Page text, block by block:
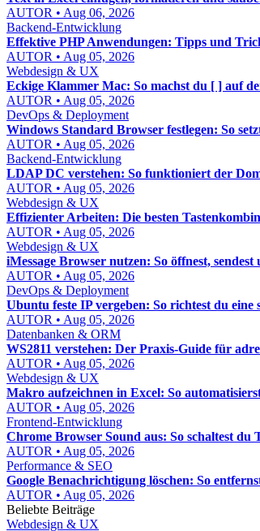
AUTOR • Aug 06, 2026
Backend-Entwicklung
Effektive PHP Anwendungen: Tipps und
AUTOR • Aug 05, 2026
Webdesign & UX
Eckige Klammer Mac: So machst du [ ] auf
AUTOR • Aug 05, 2026
DevOps & Deployment
Windows Standard Browser festlegen: So
AUTOR • Aug 05, 2026
Backend-Entwicklung
LDAP DC verstehen: So funktioniert der
AUTOR • Aug 05, 2026
Webdesign & UX
Effizienter Arbeiten: Die besten
AUTOR • Aug 05, 2026
Webdesign & UX
iMessage Browser nutzen: So öffnest,
AUTOR • Aug 05, 2026
DevOps & Deployment
Ubuntu feste IP vergeben: So richtest du eine
AUTOR • Aug 05, 2026
Datenbanken & ORM
WS2811 verstehen: Der Praxis-Guide für
AUTOR • Aug 05, 2026
Webdesign & UX
Makro aufzeichnen in Excel: So
AUTOR • Aug 05, 2026
Frontend-Entwicklung
Chrome Browser Sound aus: So schaltest du
AUTOR • Aug 05, 2026
Performance & SEO
Google Benachrichtigung löschen: So
AUTOR • Aug 05, 2026
Beliebte Beiträge
Webdesign & UX